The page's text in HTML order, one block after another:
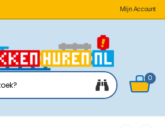
Mijn Account
0